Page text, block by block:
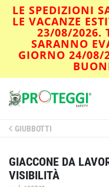
LE SPEDIZIONI
LE VACANZE
23/08/2026.
SARANNO
GIORNO 24/08/
GIUBBOTTI
GIACCONE DA
VISIBILITÀ